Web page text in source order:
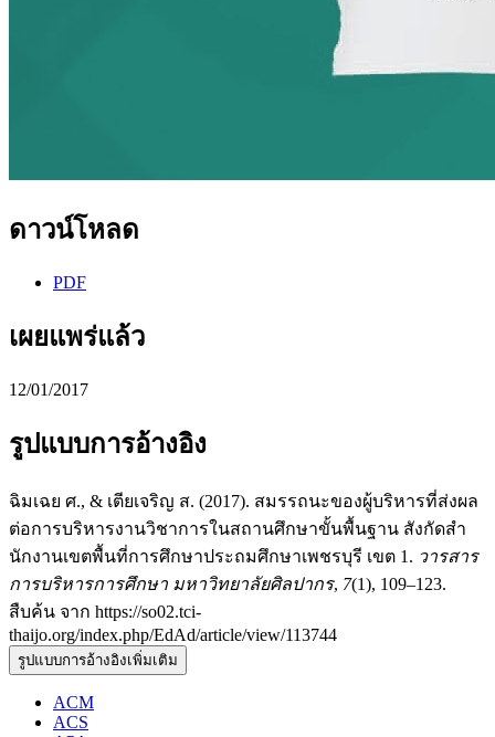
ดาวน์โหลด
PDF
เผยแพร่แล้ว
12/01/2017
รูปแบบการอ้างอิง
ฉิมเฉย ศ., & เตียเจริญ ส. (2017). สมรรถนะของผู้บริหารที่ส่งผล
ต่อการบริหารงานวิชาการในสถานศึกษาขั้นพื้นฐาน สังกัดสํา
นักงานเขตพื้นที่การศึกษาประถมศึกษาเพชรบุรี เขต 1. วารสาร
การบริหารการศึกษา มหาวิทยาลัยศิลปากร, 7(1), 109–123.
สืบค้น จาก https://so02.tci-
thaijo.org/index.php/EdAd/article/view/113744
รูปแบบการอ้างอิงเพิ่มเติม
ACM
ACS